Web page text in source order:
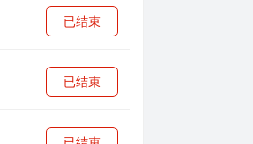
已结束
已结束